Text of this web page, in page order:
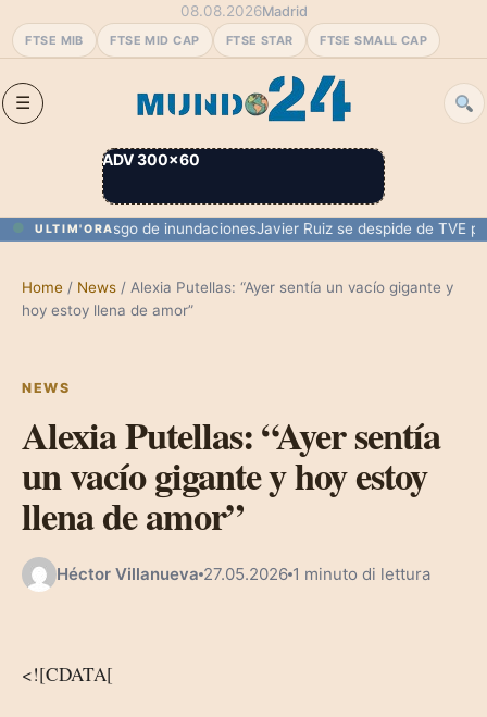
FTSE MIB FTSE MID CAP FTSE STAR FTSE SMALL CAP
08.08.2026Madrid
ADV 300×60
ULTIM'ORA
y riesgo de inundacionesJavier Ruiz se despide de TVE para
Home / News / Alexia Putellas: “Ayer sentía un vacío gigante y
hoy estoy llena de amor”
NEWS
Alexia Putellas: “Ayer sentía
un vacío gigante y hoy estoy
llena de amor”
Héctor Villanueva 27.05.2026 1 minuto di lettura
<![CDATA[